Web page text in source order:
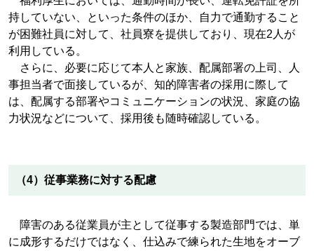
持していない、といった条件のほか、自力で通勤すること
が困難社員に対して、社員寮を提供しており、現在2人が
利用している。
さらに、必要に応じて本人と家族、配属部署の上司、人
事担当者で面接しているが、知的障害者の採用に際して
は、配属する部署やコミュニケーションの状況、家庭の協
力状況などについて、採用後も随時確認している。
（4）従事業務に対する配慮
障害のある従業員が主として従事する製造部門では、単
に成形するだけではなく、仕込みで練られた生地をオーブ